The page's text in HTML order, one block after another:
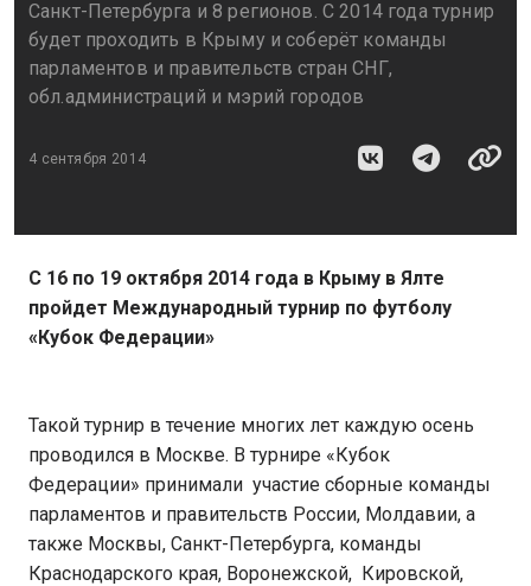
Санкт-Петербурга и 8 регионов. С 2014 года турнир
будет проходить в Крыму и соберёт команды
парламентов и правительств стран СНГ,
обл.администраций и мэрий городов
4 сентября 2014
С 16 по 19 октября 2014 года в Крыму в Ялте
пройдет Международный турнир по футболу
«Кубок Федерации»
Такой турнир в течение многих лет каждую осень
проводился в Москве. В турнире «Кубок
Федерации» принимали участие сборные команды
парламентов и правительств России, Молдавии, а
также Москвы, Санкт-Петербурга, команды
Краснодарского края, Воронежской, Кировской,